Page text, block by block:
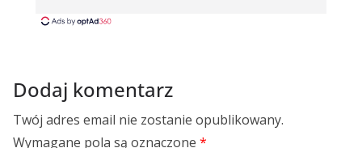
Dodaj komentarz
Twój adres email nie zostanie opublikowany.
Wymagane pola są oznaczone *